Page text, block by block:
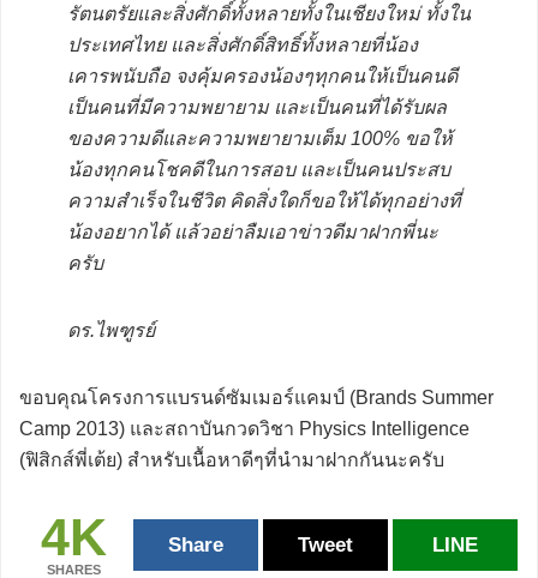
รัตนตรัยและสิ่งศักดิ์ทั้งหลายทั้งในเชียงใหม่ ทั้งใน
ประเทศไทย และสิ่งศักดิ์สิทธิ์ทั้งหลายที่น้อง
เคารพนับถือ จงคุ้มครองน้องๆทุกคนให้เป็นคนดี
เป็นคนที่มีความพยายาม และเป็นคนที่ได้รับผล
ของความดีและความพยายามเต็ม 100% ขอให้
น้องทุกคนโชคดีในการสอบ และเป็นคนประสบ
ความสำเร็จในชีวิต คิดสิ่งใดก็ขอให้ได้ทุกอย่างที่
น้องอยากได้ แล้วอย่าลืมเอาข่าวดีมาฝากพี่นะ
ครับ
ดร.ไพฑูรย์
ขอบคุณโครงการแบรนด์ซัมเมอร์แคมป์ (Brands Summer
Camp 2013) และสถาบันกวดวิชา Physics Intelligence
(ฟิสิกส์พี่เต้ย) สำหรับเนื้อหาดีๆที่นำมาฝากกันนะครับ
4K
SHARES
Share Tweet LINE